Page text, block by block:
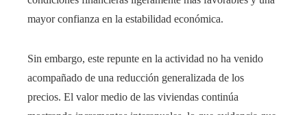
mayor confianza en la estabilidad económica.
Sin embargo, este repunte en la actividad no ha venido
acompañado de una reducción generalizada de los
precios. El valor medio de las viviendas continúa